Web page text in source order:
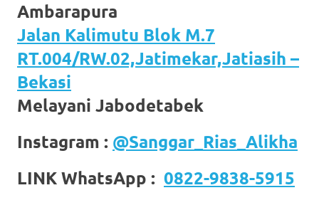
this
link
right
here
now
https://www.domainwatches.com
visit
Ambarapura
Jalan Kalimutu Blok M.7
RT.004/RW.02,Jatimekar,Jatiasih –
Bekasi
Melayani Jabodetabek
Instagram : @Sanggar_Rias_Alikha
LINK WhatsApp : 0822-9838-5915